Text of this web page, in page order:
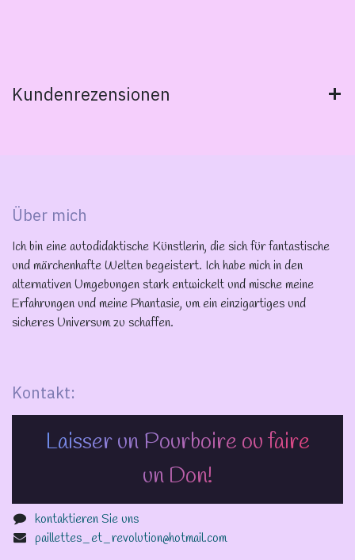
Kundenrezensionen
Über mich
Ich bin eine autodidaktische Künstlerin, die sich für fantastische
und märchenhafte Welten begeistert. Ich habe mich in den
alternativen Umgebungen stark entwickelt und mische meine
Erfahrungen und meine Phantasie, um ein einzigartiges und
sicheres Universum zu schaffen.
Kontakt:
Laisser un Pourboire ou faire
un Don!
kontaktieren Sie uns
paillettes_et_revolution@hotmail.com